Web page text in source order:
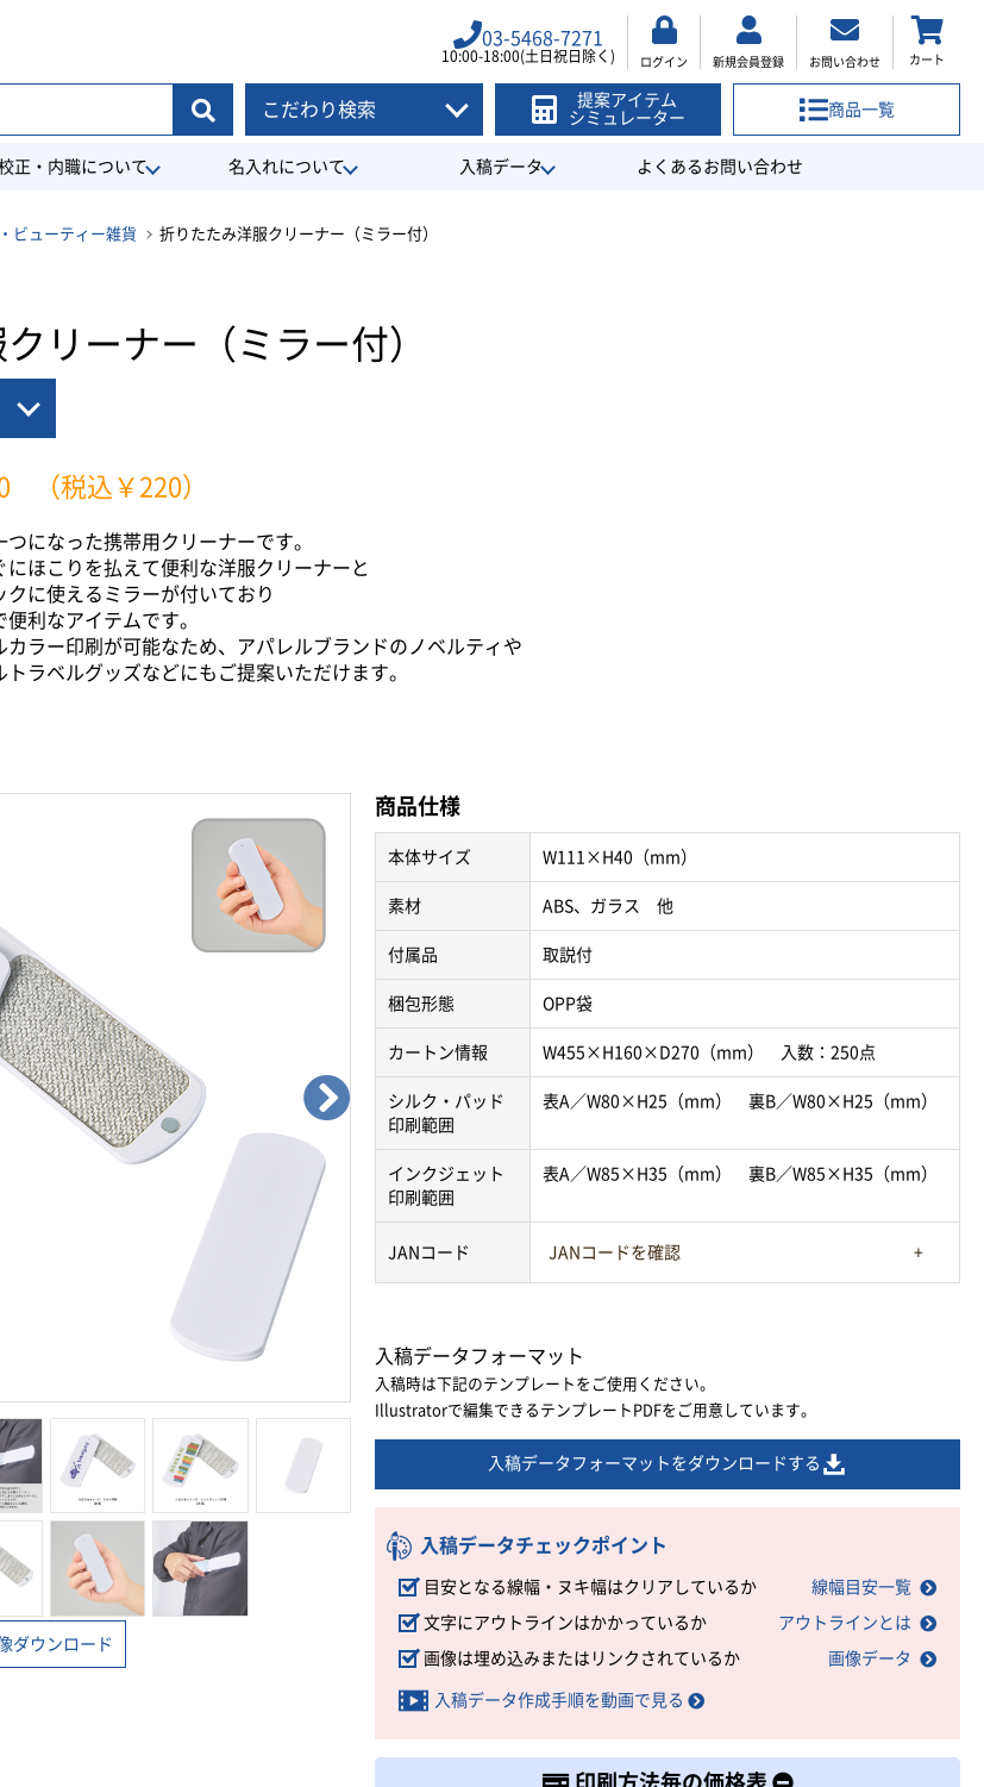
03-5468-7271
10:00-18:00(土日祝日除く) ログイン 新規会員登録 お問い合わせ カート
こだわり検索
提案アイテム
シミュレーター
商品一覧
正・内職について 名入れについて 入稿データ よくあるお問い合わせ
ビューティー雑貨 折りたたみ洋服クリーナー（ミラー付）
リーナー（ミラー付）
（税込￥220）
になった携帯用クリーナーです。
ほこりを払えて便利な洋服クリーナーと
に使えるミラーが付いており
利なアイテムです。
ラー印刷が可能なため、アパレルブランドのノベルティや
ラベルグッズなどにもご提案いただけます。
ダウンロード
商品仕様
本体サイズ W111×H40（mm）
素材 ABS、ガラス 他
付属品 取説付
梱包形態 OPP袋
カートン情報 W455×H160×D270（mm） 入数：250点
シルク・パッド
印刷範囲
表A／W80×H25（mm） 裏B／W80×H25（mm）
インクジェット
印刷範囲
表A／W85×H35（mm） 裏B／W85×H35（mm）
JANコード JANコードを確認
入稿データフォーマット
入稿時は下記のテンプレートをご使用ください。
Illustratorで編集できるテンプレートPDFをご用意しています。
入稿データフォーマットをダウンロードする
入稿データチェックポイント
目安となる線幅・ヌキ幅はクリアしているか 線幅目安一覧
文字にアウトラインはかかっているか アウトラインとは
画像は埋め込みまたはリンクされているか 画像データ
入稿データ作成手順を動画で見る
印刷方法毎の価格表